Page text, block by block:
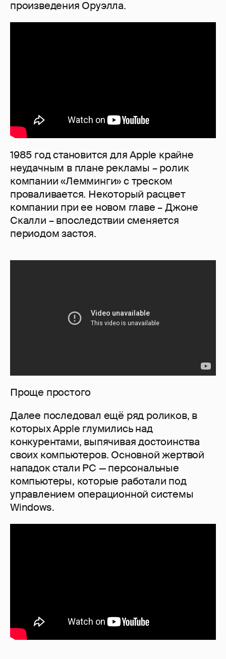
произведения Оруэлла.
1985 год становится для Apple крайне
неудачным в плане рекламы – ролик
компании «Лемминги» с треском
проваливается. Некоторый расцвет
компании при ее новом главе – Джоне
Скалли – впоследствии сменяется
периодом застоя.
Проще простого
Далее последовал ещё ряд роликов, в
которых Apple глумились над
конкурентами, выпячивая достоинства
своих компьютеров. Основной жертвой
нападок стали PC — персональные
компьютеры, которые работали под
управлением операционной системы
Windows.